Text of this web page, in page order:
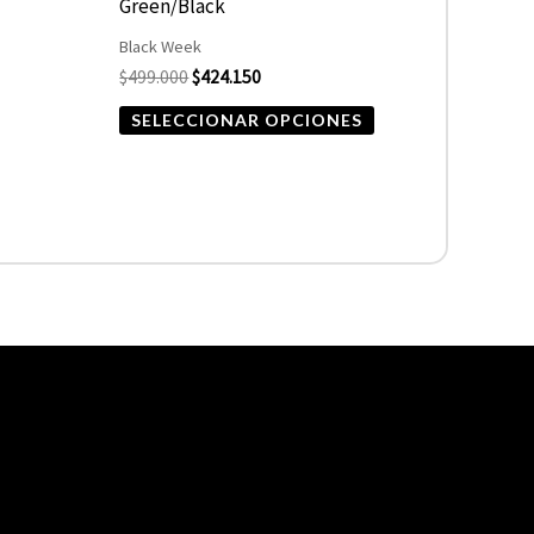
Green/Black
Black Week
$499.000$424.150
SELECCIONAR OPCIONES
producto